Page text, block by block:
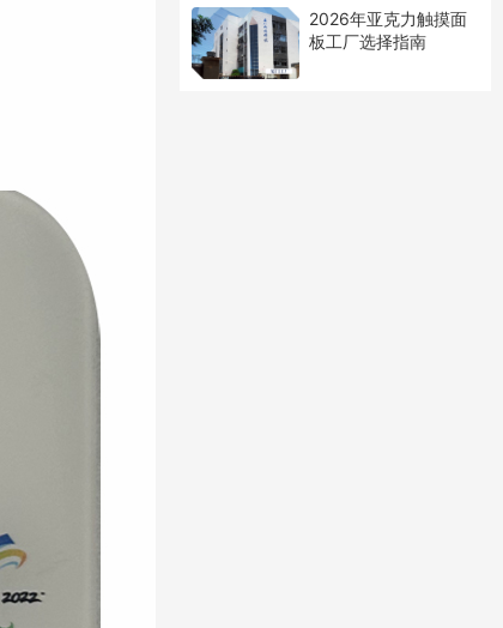
2026年亚克力触摸面
板工厂选择指南